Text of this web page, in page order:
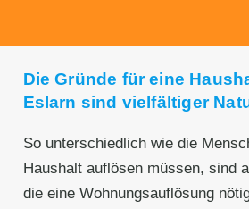
Die Gründe für eine
Eslarn sind vielfältiger
So unterschiedlich wie die
Haushalt auflösen müssen, sind
die eine Wohnungsauflösung